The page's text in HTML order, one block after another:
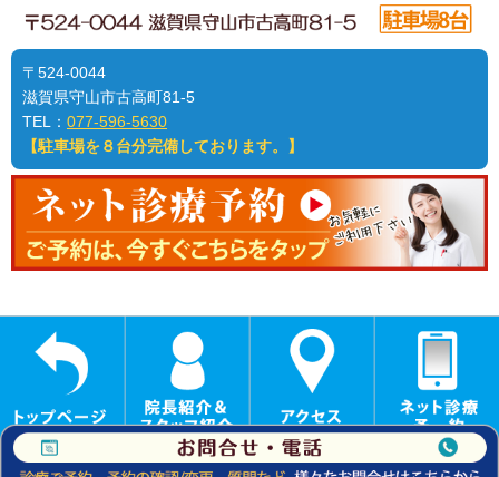
〒524-0044
滋賀県守山市古高町81-5
TEL： 077-596-5630
【駐車場を８台分完備しております。】